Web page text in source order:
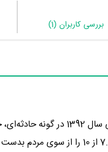
بررسی کاربران (1)
در 6 سال پیش یعنی سال
نمره 7.8 از 10 را از سوی